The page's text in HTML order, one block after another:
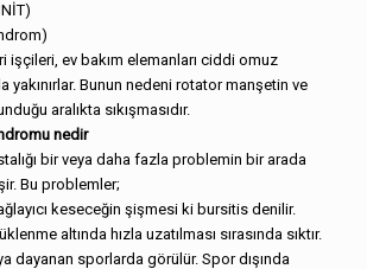
işçileri, ev bakım elemanları ciddi omuz
yakınırlar. Bunun nedeni rotator manşetin ve
aralıkta sıkışmasıdır.
nedir
bir veya daha fazla problemin bir arada
Bu problemler;
keseceğin şişmesi ki bursitis denilir.
altında hızla uzatılması sırasında sıktır.
dayanan sporlarda görülür. Spor dışında